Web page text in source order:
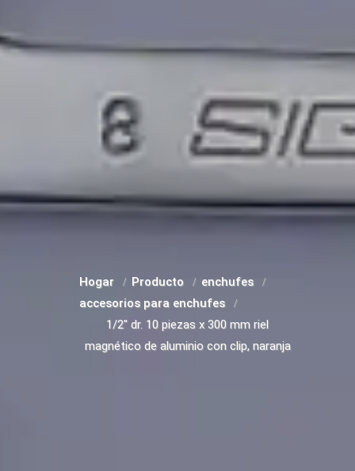
Hogar Producto
enchufes
accesorios para enchufes
1/2" dr. 10 piezas x 300 mm riel
magnético de aluminio con clip, naranja